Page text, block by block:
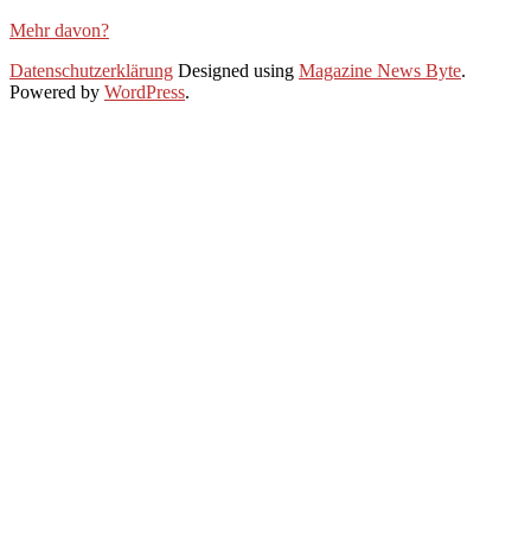
Mehr davon?
2020-
06-
Datenschutzerklärung Designed using Magazine News Byte.
Powered by WordPress.